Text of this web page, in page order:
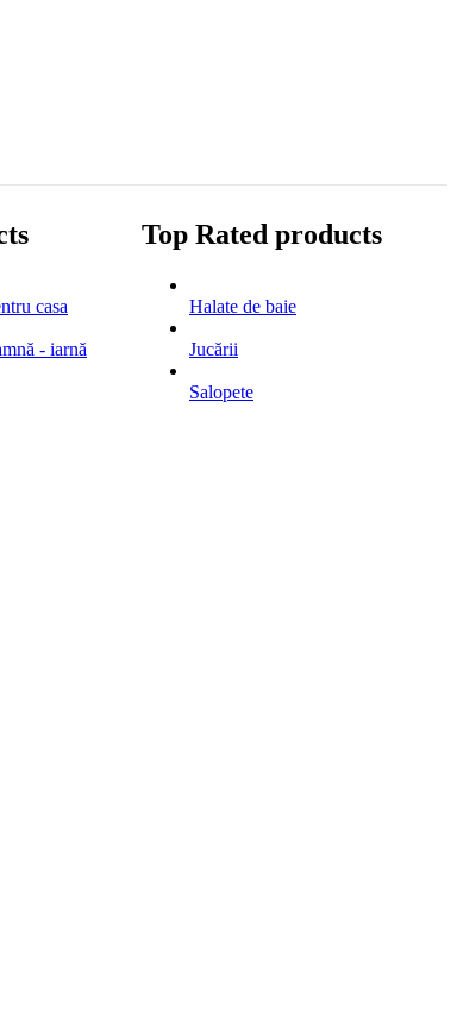
casa
- iarnă
Top Rated products
Halate de baie
Jucării
Salopete